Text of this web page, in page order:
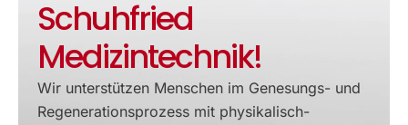
Schuhfried
Medizintechnik!
Wir unterstützen Menschen im Genesungs- und
Regenerationsprozess mit physikalisch-